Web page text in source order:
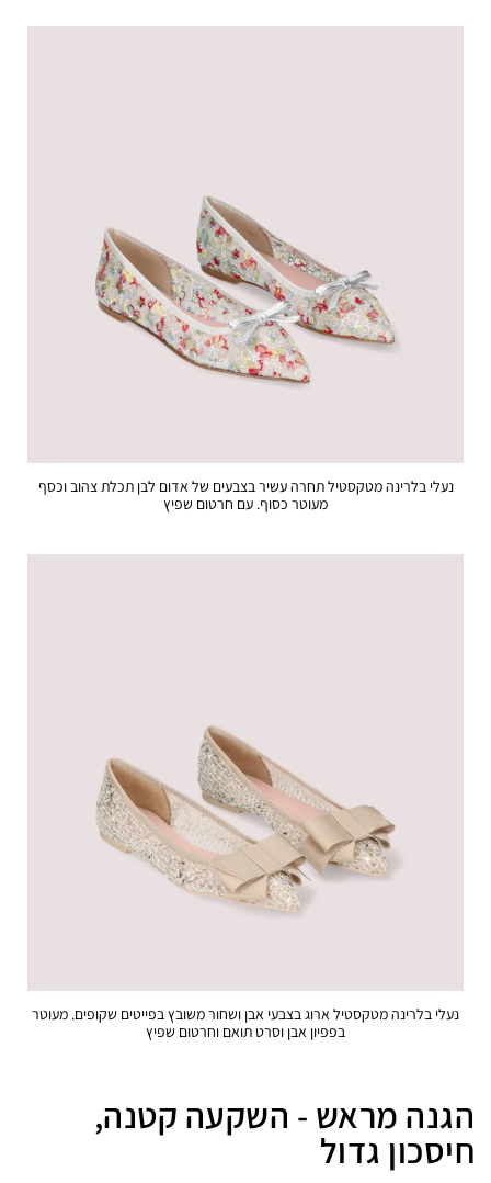
נעלי בלרינה מטקסטיל תחרה עשיר בצבעים של אדום לבן תכלת צהוב וכסף
מעוטר כסוף. עם חרטום שפיץ
נעלי בלרינה מטקסטיל ארוג בצבעי אבן ושחור משובץ בפייטים שקופים. מעוטר
בפפיון אבן וסרט תואם וחרטום שפיץ
הגנה מראש - השקעה קטנה,
חיסכון גדול